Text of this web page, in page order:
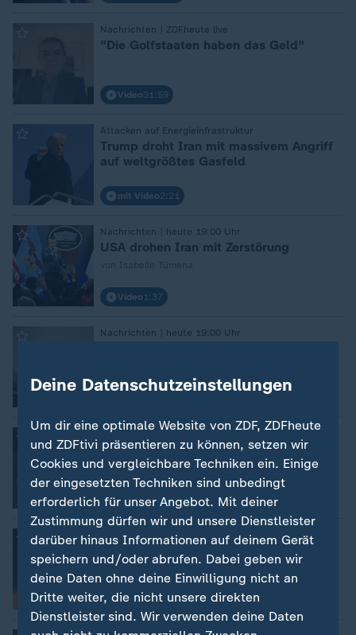
Nachrichten | ZDFheute live
"Die Golfstaaten haben das Geld"
Video31:59
Attacken auf Energieinfrastruktur
:
Trump droht Iran mit massivem Angriff
auf weltgrößtes Gasfeld
mit Video2:21
Nachrichten | heute 19:00 Uhr
: USA drohen Iran mit Zerstörung
Video 1:37
Nachrichten | heute 19:00 Uhr
Iran-Krieg
:
Trump droht mit Angriff auf größtes
Gasfeld
Video0:31
Interview
Gerlach zu militärischer Zurückhaltung
:
Golfstaaten nicht willens, "Krieg gegen
Iran zu führen"
mit Video28:53
Deine Datenschutzeinstellungen
Um dir eine optimale Website von ZDF, ZDFheute
und ZDFtivi präsentieren zu können, setzen wir
Cookies und vergleichbare Techniken ein. Einige
der eingesetzten Techniken sind unbedingt
erforderlich für unser Angebot. Mit deiner
Zustimmung dürfen wir und unsere Dienstleister
darüber hinaus Informationen auf deinem Gerät
speichern und/oder abrufen. Dabei geben wir
deine Daten ohne deine Einwilligung nicht an
Dritte weiter, die nicht unsere direkten
Dienstleister sind. Wir verwenden deine Daten